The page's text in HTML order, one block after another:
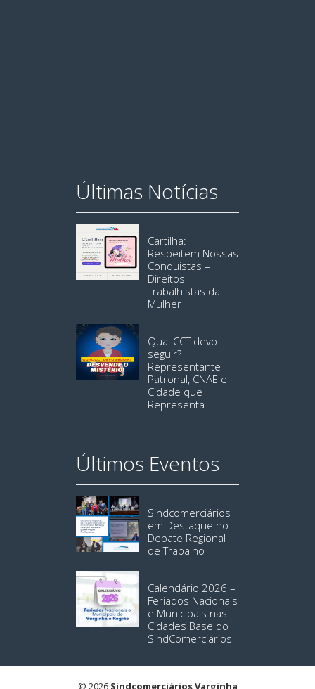
Últimas Notícias
Cartilha:
Respeitem Nossas
Conquistas –
Direitos
Trabalhistas da
Mulher
Qual CCT devo
seguir?
Representante
Patronal, CNAE e
Cidade que
Representa
Últimos Eventos
Sindcomerciários
em Destaque no
Debate Regional
de Trabalho
Calendário 2026 –
Feriados Nacionais
e Municipais nas
Cidades Base do
SindComerciários
© 2026 Sindcomerciários Varginha